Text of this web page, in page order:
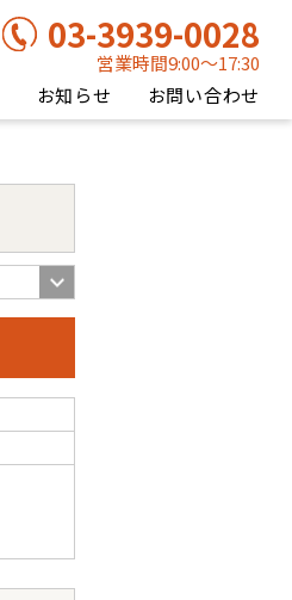
03-3939-0028
営業時間9:00〜17:30
お知らせ お問い合わせ